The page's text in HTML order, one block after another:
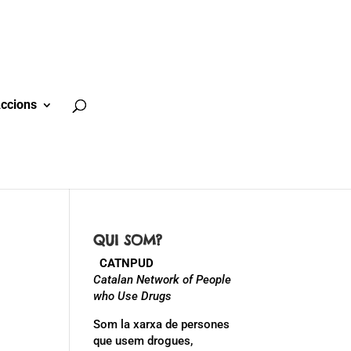
QUI SOM?
CATNPUD
Catalan Network of People
who Use Drugs
Som la xarxa de persones
que usem drogues,